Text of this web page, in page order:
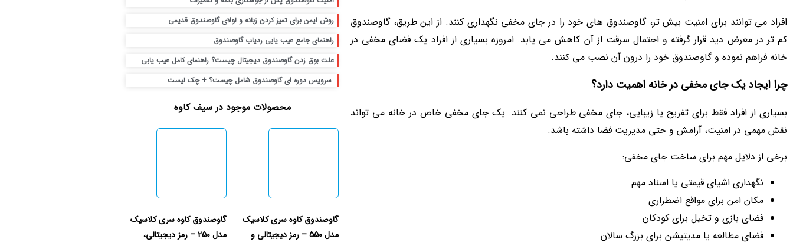
افراد می‌ توانند برای امنیت بیش‌ تر، گاوصندوق‌ های خود را در جای مخفی نگهداری کنند. از این طریق، گاوصندوق
کم‌ تر در معرض دید قرار گرفته و احتمال سرقت از آن کاهش می‌ یابد. امروزه بسیاری از افراد یک فضای مخفی در
خانه فراهم نموده و گاوصندوق خود را درون آن نصب می‌ کنند.
چرا ایجاد یک جای مخفی در خانه اهمیت دارد؟
بسیاری از افراد فقط برای تفریح یا زیبایی، جای مخفی طراحی نمی‌ کنند. یک جای مخفی خاص در خانه می‌ تواند
نقش مهمی در امنیت، آرامش و حتی مدیریت فضا داشته باشد.
برخی از دلایل مهم برای ساخت جای مخفی:
نگهداری اشیای قیمتی یا اسناد مهم
مکان امن برای مواقع اضطراری
فضای بازی و تخیل برای کودکان
فضای مطالعه یا مدیتیشن برای بزرگ‌ سالان
روش ایمن برای تمیز کردن زبانه و لولای گاوصندوق قدیمی
راهنمای جامع عیب یابی ردیاب گاوصندوق
علت بوق زدن گاوصندوق دیجیتال چیست؟ راهنمای کامل عیب یابی
سرویس دوره ای گاوصندوق شامل چیست؟ + چک لیست
محصولات موجود در سیف کاوه
گاوصندوق کاوه سری کلاسیک
مدل 550 – رمز دیجیتالی و
گاوصندوق کاوه سری کلاسیک
مدل 250 – رمز دیجیتالی،